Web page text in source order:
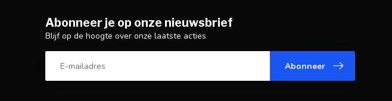
Abonneer je op onze nieuwsbrief
Blijf op de hoogte over onze laatste acties
Abonneer